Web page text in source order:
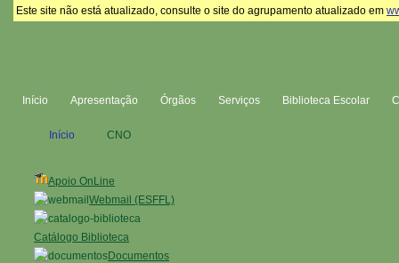
Este site não está atualizado, consulte o site do agrupamento atualizado em
Início Apresentação Órgãos Serviços Biblioteca Escolar
Apoio OnLine
Webmail (ESFFL)
Catálogo Biblioteca
Documentos
Início CNO